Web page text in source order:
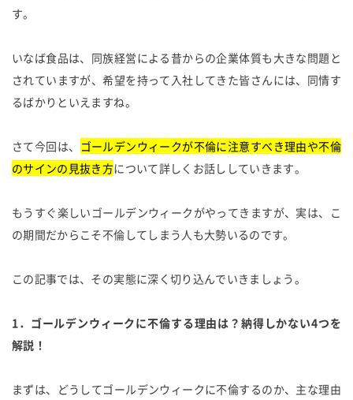
す。
いなば食品は、同族経営による昔からの企業体質も大きな問題と
されていますが、希望を持って入社してきた皆さんには、同情す
るばかりといえますね。
さて今回は、
ゴールデンウィークが不倫に注意すべき理由や不倫
のサインの見抜き方について詳しくお話ししていきます。
もうすぐ楽しいゴールデンウィークがやってきますが、実は、こ
の期間だからこそ不倫してしまう人も大勢いるのです。
この記事では、その実態に深く切り込んでいきましょう。
1．ゴールデンウィークに不倫する理由は？納得しかない4つを
解説！
まずは、どうしてゴールデンウィークに不倫するのか、主な理由